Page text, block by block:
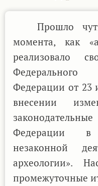
Прошло чуть
момента, как
реализовало
Федерации от 23
внесении
Федерации в
незаконной
археологии».
промежуточные